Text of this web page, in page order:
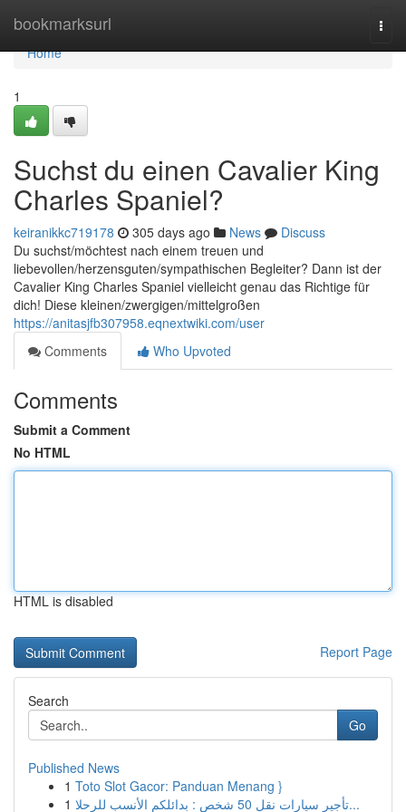
bookmarksurl
Home
Home
1
Suchst du einen Cavalier King
Charles Spaniel?
keiranikkc719178 305 days ago News
Discuss
Du suchst/möchtest nach einem treuen und
liebevollen/herzensguten/sympathischen Begleiter? Dann ist der
Cavalier King Charles Spaniel vielleicht genau das Richtige für
dich! Diese kleinen/zwergigen/mittelgroßen
https://anitasjfb307958.eqnextwiki.com/user
Comments
Who Upvoted
Comments
Submit a Comment
No HTML
HTML is disabled
Report Page
Search
Go
Published News
1 Toto Slot Gacor: Panduan Menang }
1
تأجير سيارات نقل 50 شخص : بدائلكم الأنسب للرحلا...